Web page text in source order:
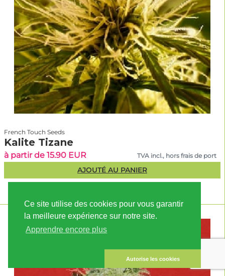
Ce site utilise des cookies pour vous garantir
la meilleure expérience sur notre site.
Apprendre encore plus
Autorise les cookies
French Touch Seeds
Kalite Tizane
à partir de 15.90 EUR TVA incl., hors frais de port
AJOUTÉ AU PANIER